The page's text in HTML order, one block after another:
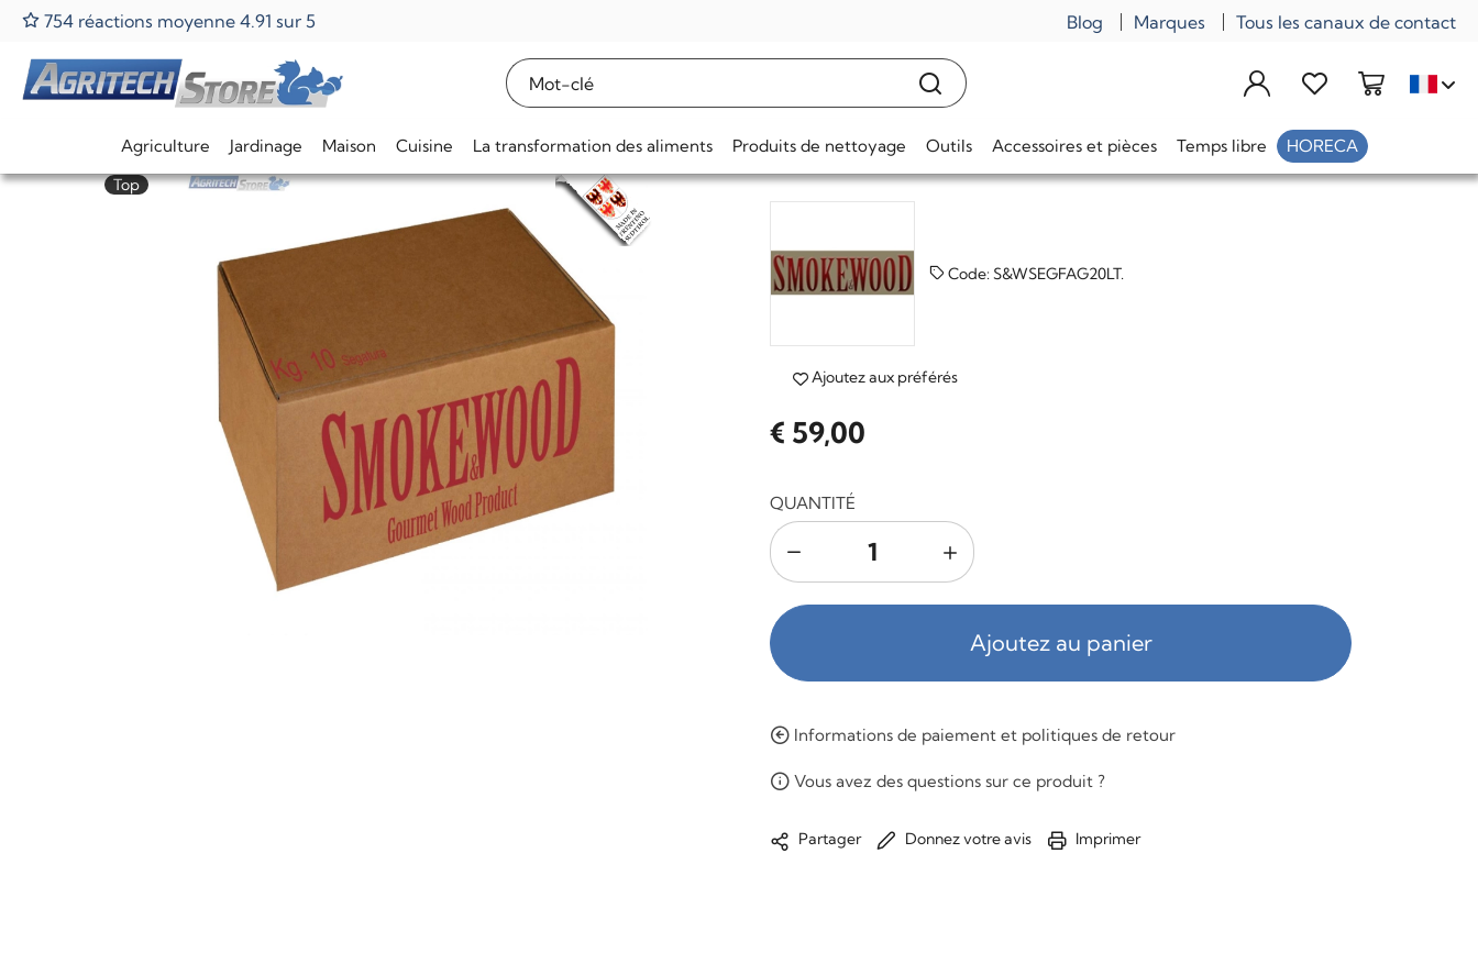
754 réactions moyenne 4.91 sur 5 Blog Marques Tous les canaux de contact
Agriculture Jardinage Maison Cuisine La transformation des aliments Produits de nettoyage Outils Accessoires et pièces Temps libre HORECA
Home Précédent Suivant
Top
Hêtre sciure de bois pour les fumeurs LT.
20
Code:S&WSEGFAG20LT.
Ajoutez aux préférés
€ 59,00
QUANTITÉ
Ajoutez au panier
Informations de paiement et politiques de retour
Vous avez des questions sur ce produit ?
Partager Donnez votre avis Imprimer